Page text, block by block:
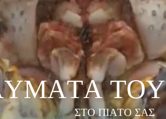
ΥΜΑΤΑ ΤΟΥ
ΣΤΟ ΠΙΑΤΟ ΣΑΣ